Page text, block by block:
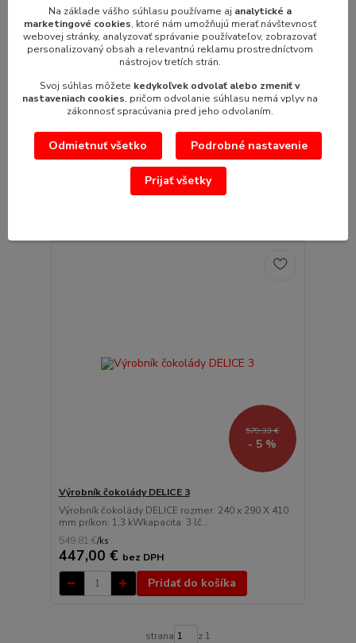
681,42 €
Výrobník čokolády DELICE SILVER 3
Výrobník čokolády DELICE SILVER rozmer: 240 x 290
x 410 mm napätie: 230Vpríkon:...
bez DPH
579,33 €
- 5 %
Výrobník čokolády DELICE 3
Výrobník čokolády DELICE rozmer: 240 x 290 X 410
mm príkon: 1,3 kWkapacita: 3 lč...
549,81 €/ks
447,00 € bez DPH
Pridať do košíka
strana z 1
Na základe vášho súhlasu používame aj analytické a
marketingové cookies, ktoré nám umožňujú merať návštevnosť
webovej stránky, analyzovať správanie používateľov, zobrazovať
personalizovaný obsah a relevantnú reklamu prostredníctvom
nástrojov tretích strán.
Svoj súhlas môžete kedykoľvek odvolať alebo zmeniť v
nastaveniach cookies, pričom odvolanie súhlasu nemá vplyv na
zákonnosť spracúvania pred jeho odvolaním.
Odmietnuť všetko Podrobné nastavenie
Prijať všetky